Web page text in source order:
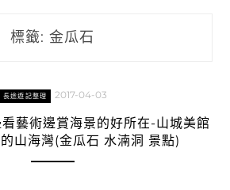
標籤: 金瓜石
長途遊記整理 2017-04-03
看藝術邊賞海景的好所在-山城美館
山海灣(金瓜石 水湳洞 景點)